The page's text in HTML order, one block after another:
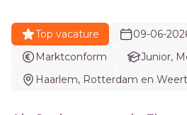
Top vacature
09-06-
Marktconform
Junior,
Haarlem, Rotterdam en Weert